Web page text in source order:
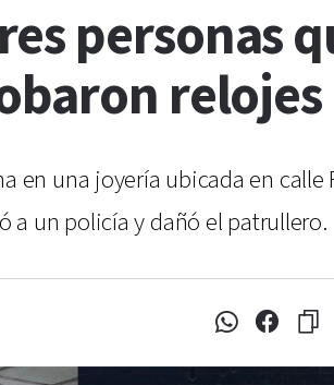
personas
relojes
en una joyería ubicada en
a un policía y dañó el patrullero.